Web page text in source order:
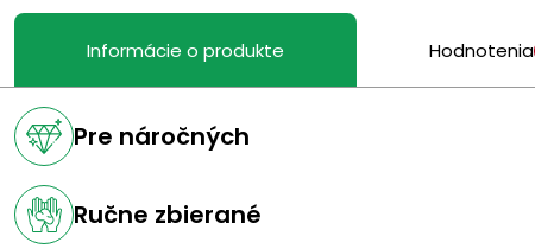
Informácie o produkte Hodnotenia
Pre náročných
Ručne zbierané